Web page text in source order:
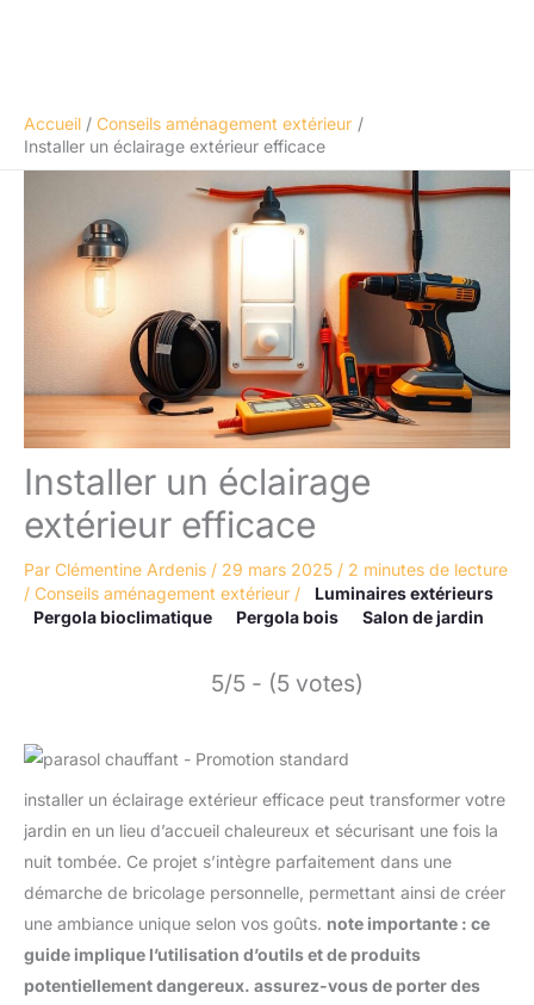
Accueil
Conseils aménagement extérieur
Installer un éclairage extérieur efficace
Installer un éclairage
extérieur efficace
Par Clémentine Ardenis / 29 mars 2025 / 2 minutes de lecture
/ Conseils aménagement extérieur /
Luminaires extérieurs
Pergola bioclimatique
Pergola bois Salon de jardin
5/5 - (5 votes)
installer un éclairage extérieur efficace peut transformer votre
jardin en un lieu d’accueil chaleureux et sécurisant une fois la
nuit tombée. Ce projet s’intègre parfaitement dans une
démarche de bricolage personnelle, permettant ainsi de créer
une ambiance unique selon vos goûts. note importante : ce
guide implique l’utilisation d’outils et de produits
potentiellement dangereux. assurez-vous de porter des